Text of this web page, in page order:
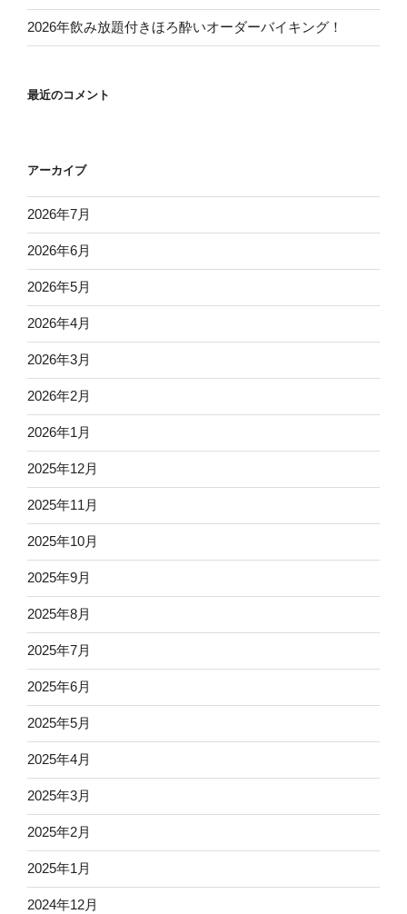
2026年飲み放題付きほろ酔いオーダーバイキング！
最近のコメント
アーカイブ
2026年7月
2026年6月
2026年5月
2026年4月
2026年3月
2026年2月
2026年1月
2025年12月
2025年11月
2025年10月
2025年9月
2025年8月
2025年7月
2025年6月
2025年5月
2025年4月
2025年3月
2025年2月
2025年1月
2024年12月